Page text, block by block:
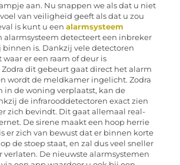
aan. Nu snappen we als dat u niet
van veiligheid geeft als dat u zou
is kunt u een alarmsysteem
alarmsysteem detecteert een inbreker
binnen is. Dankzij vele detectoren
er een raam of deur is
dit gebeurt gaat direct het alarm
wordt de meldkamer ingelicht. Zodra
in de woning verplaatst, kan de
de infrarooddetectoren exact zien
zich bevindt. Dit gaat allemaal real-
De sirene maakt een hoop herrie
er zich van bewust dat er binnen korte
de stoep staat, en zal dus veel sneller
verlaten. De nieuwste alarmsystemen